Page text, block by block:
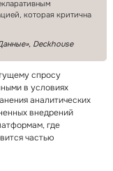
которая критична
Deckhouse
спросу
в условиях
аналитических
внедрений
где
частью